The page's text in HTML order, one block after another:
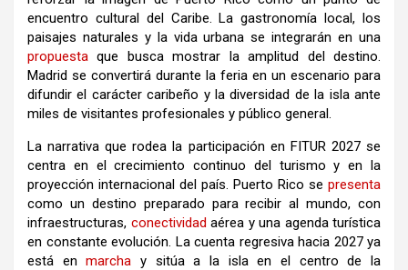
encuentro cultural del Caribe. La gastronomía local, los
paisajes naturales y la vida urbana se integrarán en una
propuesta que busca mostrar la amplitud del destino.
Madrid se convertirá durante la feria en un escenario para
difundir el carácter caribeño y la diversidad de la isla ante
miles de visitantes profesionales y público general.
La narrativa que rodea la participación en FITUR 2027 se
centra en el crecimiento continuo del turismo y en la
proyección internacional del país. Puerto Rico se presenta
como un destino preparado para recibir al mundo, con
infraestructuras, conectividad aérea y una agenda turística
en constante evolución. La cuenta regresiva hacia 2027 ya
está enmarcha y sitúa a la isla en el centro de la